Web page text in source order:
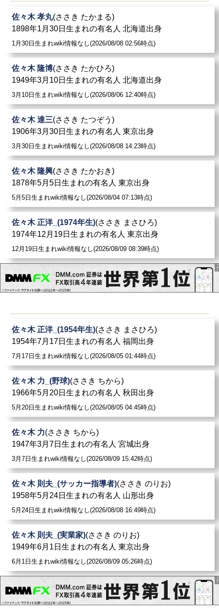
佐々木 孝丸(ささき たかまる)
1898年1月30日生まれの有名人 北海道出身
1月30日生まれwiki情報なし(2026/08/08 02:56時点)
佐々木 隆博(ささき たかひろ)
1949年3月10日生まれの有名人 北海道出身
3月10日生まれwiki情報なし(2026/08/06 12:40時点)
佐々木 達三(ささき たつぞう)
1906年3月30日生まれの有名人 東京出身
3月30日生まれwiki情報なし(2026/08/08 14:23時点)
佐々木 隆興(ささき たかおき)
1878年5月5日生まれの有名人 東京出身
5月5日生まれwiki情報なし(2026/08/04 07:13時点)
佐々木 正洋_(1974年生)(ささき まさひろ)
1974年12月19日生まれの有名人 東京出身
12月19日生まれwiki情報なし(2026/08/09 08:39時点)
佐々木 正洋_(1954年生)(ささき まさひろ)
1954年7月17日生まれの有名人 福岡出身
7月17日生まれwiki情報なし(2026/08/05 01:44時点)
佐々木 力_(野球)(ささき ちから)
1966年5月20日生まれの有名人 秋田出身
5月20日生まれwiki情報なし(2026/08/05 04:45時点)
佐々木 力(ささき ちから)
1947年3月7日生まれの有名人 宮城出身
3月7日生まれwiki情報なし(2026/08/09 15:42時点)
佐々木 則夫_(サッカー指導者)(ささき のりお)
1958年5月24日生まれの有名人 山形出身
5月24日生まれwiki情報なし(2026/08/08 16:49時点)
佐々木 則夫_(実業家)(ささき のりお)
1949年6月1日生まれの有名人 東京出身
6月1日生まれwiki情報なし(2026/08/09 05:26時点)